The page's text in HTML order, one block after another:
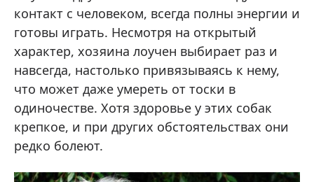
контакт с человеком, всегда полны энергии и
готовы играть. Несмотря на открытый
характер, хозяина лоучен выбирает раз и
навсегда, настолько привязываясь к нему,
что может даже умереть от тоски в
одиночестве. Хотя здоровье у этих собак
крепкое, и при других обстоятельствах они
редко болеют.